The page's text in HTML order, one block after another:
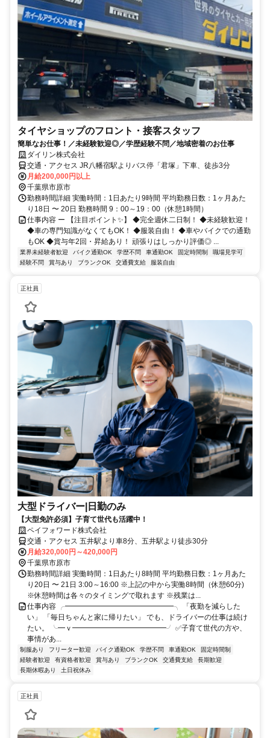
タイヤショップのフロント・接客スタッフ
簡単なお仕事！／未経験歓迎◎／学歴経験不問／地域密着のお仕事
ダイリン株式会社
交通・アクセス JR八幡宿駅よりバス停「君塚」下車、徒歩3分
月給200,000円以上
千葉県市原市
勤務時間詳細 実働時間：1日あたり9時間 平均勤務日数：1ヶ月あた
り18日 〜 20日 勤務時間 9：00～19：00（休憩1時間）
仕事内容 ー 【注目ポイント✨】 ◆完全週休二日制！ ◆未経験歓迎！
◆車の専門知識がなくてもOK！ ◆服装自由！ ◆車やバイクでの通勤
もOK ◆賞与年2回・昇給あり！ 頑張りはしっかり評価◎ ...
業界未経験者歓迎 バイク通勤OK 学歴不問 車通勤OK 固定時間制
職場見学可
経験不問
賞与あり ブランクOK 交通費支給 服装自由
正社員
大型ドライバー|日勤のみ
【大型免許必須】子育て世代も活躍中！
ペイフォワード株式会社
交通・アクセス 五井駅より車8分、五井駅より徒歩30分
月給320,000円～420,000円
千葉県市原市
勤務時間詳細 実働時間：1日あたり8時間 平均勤務日数：1ヶ月あた
り20日 〜 21日 3:00～16:00 ※上記の中から実働8時間（休憩60分)
※休憩時間は各々のタイミングで取れます ※残業は...
仕事内容 ╭━━━━━━━━━━━━━━━╮ 「夜勤を減らした
い」 「毎日ちゃんと家に帰りたい」 でも、ドライバーの仕事は続け
たい。 ╰━ｖ━━━━━━━━━━━━━╯ ✅子育て世代の方や、
事情があ...
制服あり フリーター歓迎 バイク通勤OK 学歴不問 車通勤OK
固定時間制
経験者歓迎
有資格者歓迎 賞与あり ブランクOK 交通費支給
長期歓迎
長期休暇あり
土日祝休み
正社員